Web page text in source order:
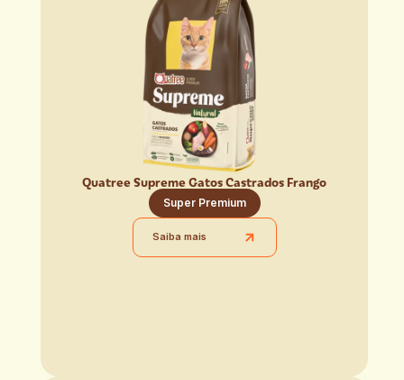
Quatree Supreme Gatos Castrados Frango
Super Premium
Saiba mais